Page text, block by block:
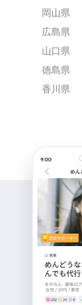
岡山県
広島県
山口県
徳島県
香川県